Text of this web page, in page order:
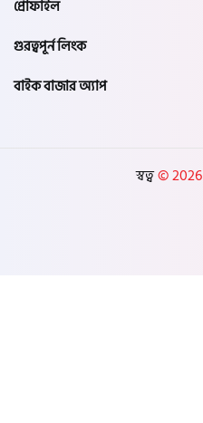
প্রোফাইল
গুরত্বপূর্ন লিংক
বাইক বাজার অ্যাপ
স্বত্ব© 2026